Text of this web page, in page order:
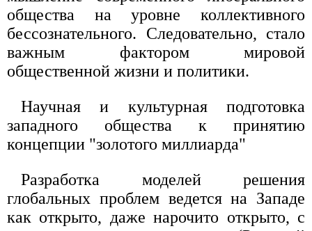
общества на уровне коллективного
бессознательного. Следовательно, стало
важным фактором мировой
общественной жизни и политики.
Научная и культурная подготовка
западного общества к принятию
концепции "золотого миллиарда"
Разработка моделей решения
глобальных проблем ведется на Западе
как открыто, даже нарочито открыто, с